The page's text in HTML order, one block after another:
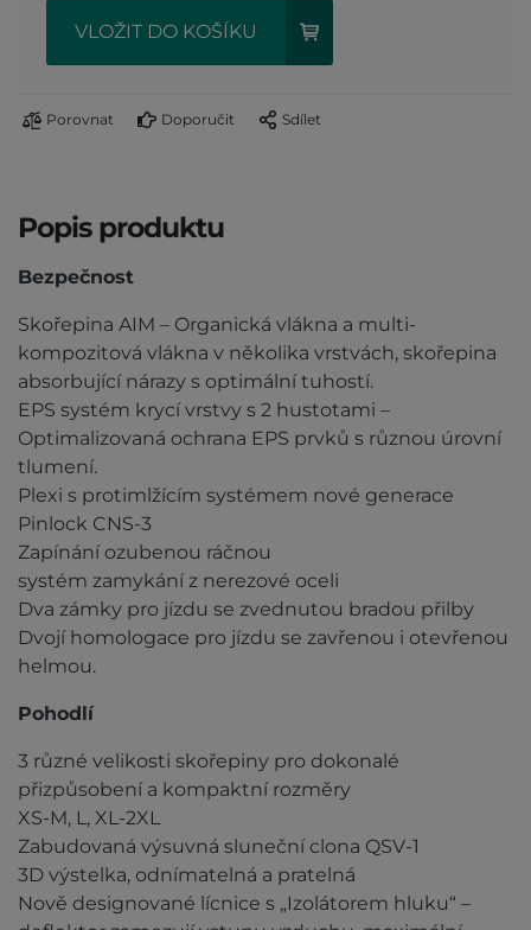
VLOŽIT DO KOŠÍKU
Porovnat Doporučit Sdílet
Popis produktu
Bezpečnost
Skořepina AIM – Organická vlákna a multi-
kompozitová vlákna v několika vrstvách, skořepina
absorbující nárazy s optimální tuhostí.
EPS systém krycí vrstvy s 2 hustotami –
Optimalizovaná ochrana EPS prvků s různou úrovní
tlumení.
Plexi s protimlžícím systémem nové generace
Pinlock CNS-3
Zapínání ozubenou ráčnou
systém zamykání z nerezové oceli
Dva zámky pro jízdu se zvednutou bradou přilby
Dvojí homologace pro jízdu se zavřenou i otevřenou
helmou.
Pohodlí
3 různé velikosti skořepiny pro dokonalé
přizpůsobení a kompaktní rozměry
XS-M, L, XL-2XL
Zabudovaná výsuvná sluneční clona QSV-1
3D výstelka, odnímatelná a pratelná
Nově designované lícnice s „Izolátorem hluku“ –